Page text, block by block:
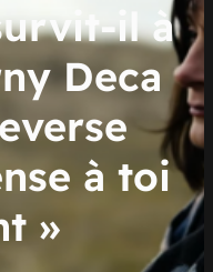
il à
Deca
à toi
»